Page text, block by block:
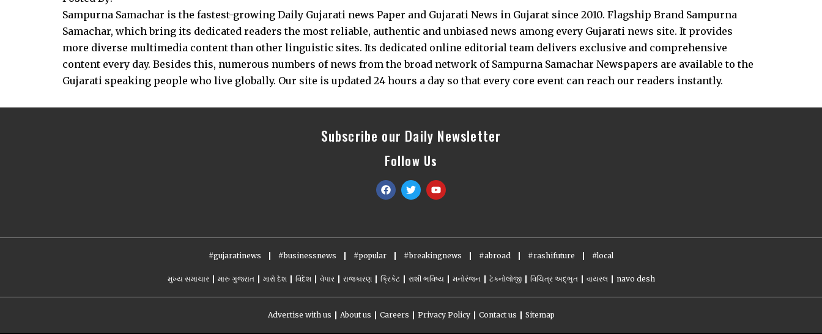
Sampurna Samachar is the fastest-growing Daily Gujarati news Paper and Gujarati News in Gujarat since 2010. Flagship Brand Sampurna
Samachar, which bring its dedicated readers the most reliable, authentic and unbiased news among every Gujarati news site. It provides
more diverse multimedia content than other linguistic sites. Its dedicated online editorial team delivers exclusive and comprehensive
content every day. Besides this, numerous numbers of news from the broad network of Sampurna Samachar Newspapers are available to the
Gujarati speaking people who live globally. Our site is updated 24 hours a day so that every core event can reach our readers instantly.
Subscribe our Daily Newsletter
Follow Us
#gujaratinews #businessnews #popular #breakingnews #abroad #rashifuture #local
મુખ્ય સમાચાર મારુ ગુજરાત મારો દેશ વિદેશ વેપાર રાજકારણ ક્રિકેટ રાશી ભવિષ્ય મનોરંજન ટેકનોલોજી વિચિત્ર અદ્ભુત વાયરલ navo desh
Advertise with us About us Careers Privacy Policy Contact us Sitemap